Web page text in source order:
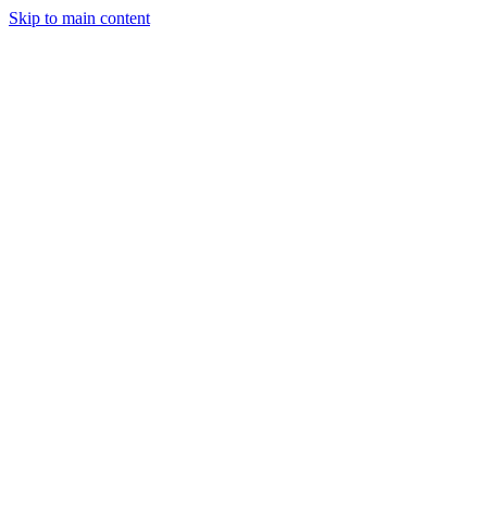
Skip to main content